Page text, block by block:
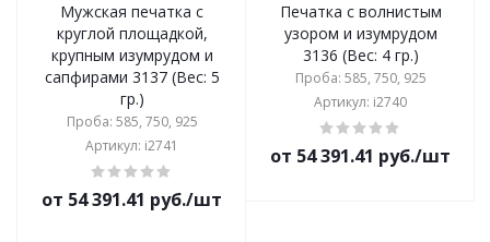
Мужская печатка с
круглой площадкой,
крупным изумрудом и
сапфирами 3137 (Вес: 5
гр.)
Проба: 585, 750, 925
Артикул: i2741
от 54 391.41 руб./шт
Печатка с волнистым
узором и изумрудом
3136 (Вес: 4 гр.)
Проба: 585, 750, 925
Артикул: i2740
от 54 391.41 руб./шт